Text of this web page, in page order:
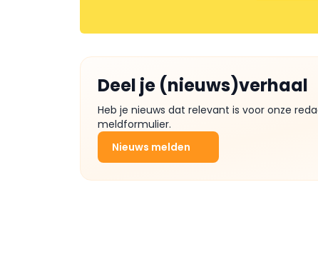
Deel je (nieuws)verhaal
Heb je nieuws dat relevant is voor onze
meldformulier.
Nieuws melden